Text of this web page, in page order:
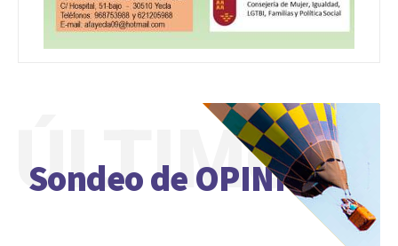
Sondeo de OPINIÓN
ÚLTIMO